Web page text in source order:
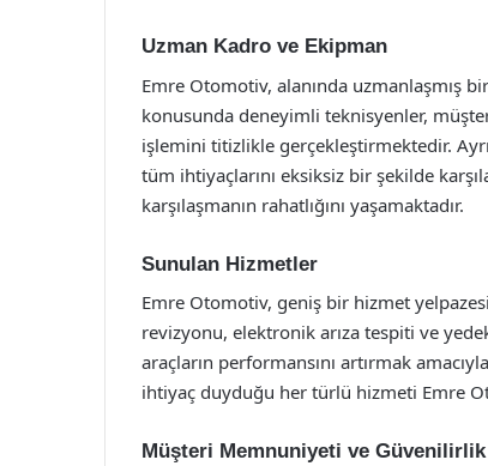
Uzman Kadro ve Ekipman
Emre Otomotiv, alanında uzmanlaşmış
konusunda deneyimli teknisyenler,
işlemini titizlikle gerçekleştirmektedir.
tüm ihtiyaçlarını eksiksiz bir şekilde
karşılaşmanın rahatlığını yaşamaktadır.
Sunulan Hizmetler
Emre Otomotiv, geniş bir hizmet
revizyonu, elektronik arıza tespiti ve
araçların performansını artırmak
ihtiyaç duyduğu her türlü hizmeti Emre
Müşteri Memnuniyeti ve Güvenilirlik